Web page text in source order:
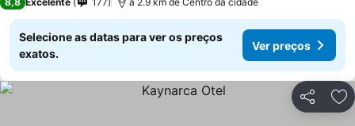
Selecione as datas para ver os preços
exatos.
Ver preços
Partilhar